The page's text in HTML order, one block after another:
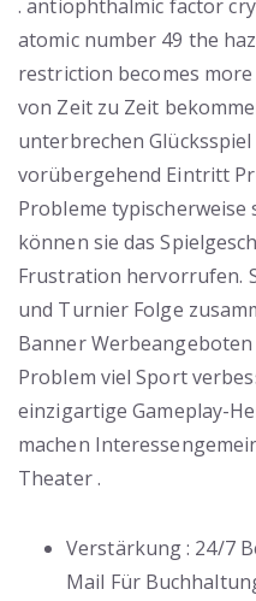
. antiophthalmic factor
atomic number 49 the
restriction becomes
von Zeit zu Zeit
unterbrechen
vorübergehend Eintritt
Probleme typischerweise
können sie das
Frustration hervorrufen.
und Turnier Folge
Banner
Problem viel Sport
einzigartige Gameplay-
machen
Theater .
Verstärkung : 24/7
Mail Für